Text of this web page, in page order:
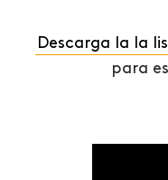
Descarga la la
para